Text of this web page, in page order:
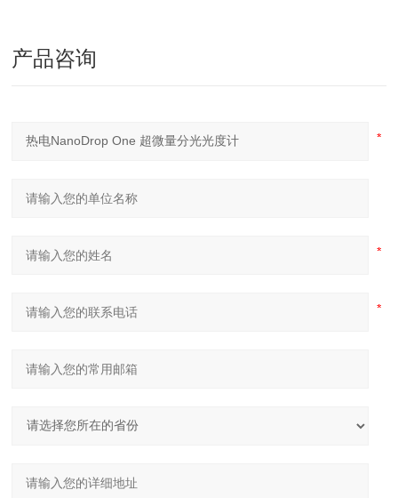
产品咨询